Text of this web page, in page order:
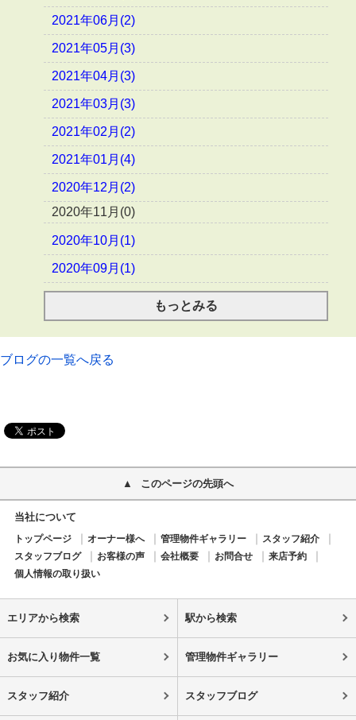
2021年06月(2)
2021年05月(3)
2021年04月(3)
2021年03月(3)
2021年02月(2)
2021年01月(4)
2020年12月(2)
2020年11月(0)
2020年10月(1)
2020年09月(1)
もっとみる
ブログの一覧へ戻る
このページの先頭へ
当社について
トップページ オーナー様へ 管理物件ギャラリー
スタッフ紹介
スタッフブログ
お客様の声 会社概要 お問合せ
来店予約
個人情報の取り扱い
エリアから検索 駅から検索
お気に入り物件一覧 管理物件ギャラリー
スタッフ紹介 スタッフブログ